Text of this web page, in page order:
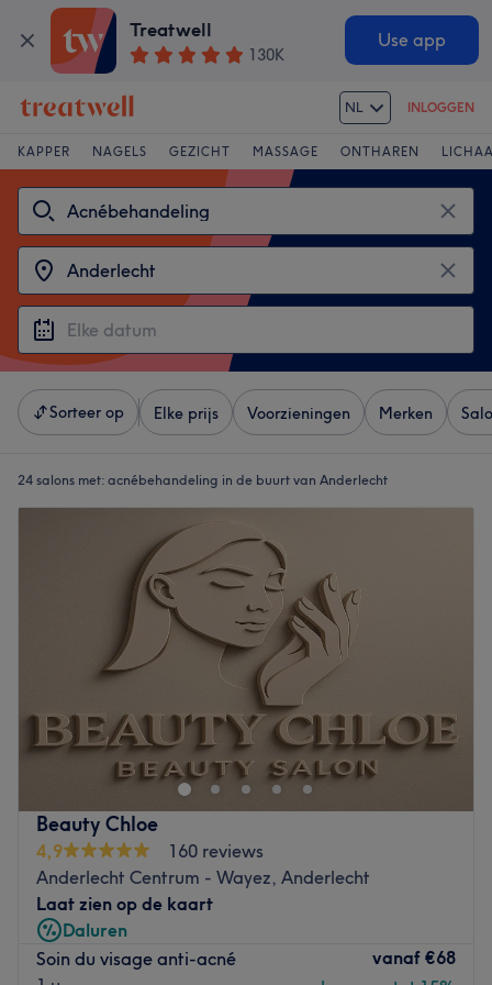
Treatwell
130K
Use app
NL INLOGGEN
KAPPER NAGELS GEZICHT MASSAGE ONTHAREN
Sorteer op Elke prijs Voorzieningen Merken
24 salons met: acnébehandeling in de buurt van Anderlecht
Beauty Chloe
4,9
160 reviews
Anderlecht Centrum - Wayez, Anderlecht
Laat zien op de kaart
Daluren
Soin du visage anti-acné
vanaf €68